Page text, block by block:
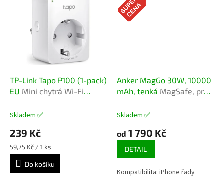
TP-Link Tapo P100 (1-pack)
EU Mini chytrá Wi-Fi
Skladem ✅
239 Kč
Měrná
cena:
59,75 Kč / 1 ks
Do košíku
Anker MagGo 30W, 10000
mAh, tenká MagSafe, pro
Skladem ✅
od 1 790 Kč
DETAIL
Kompatibilita: iPhone řady